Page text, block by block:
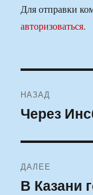
Для отправки
авторизоваться.
по
НАЗАД
Предыдущая
Через
ДАЛЕЕ
Следующая
В Казани